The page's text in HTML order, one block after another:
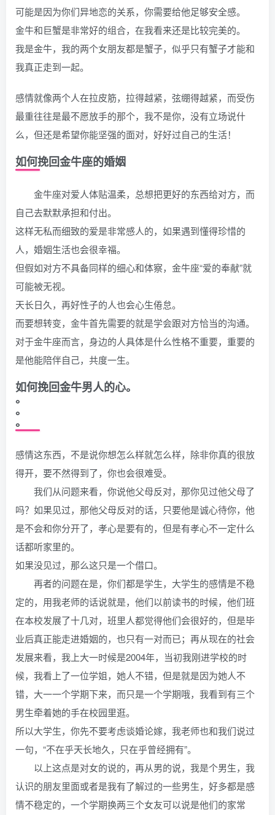
可能是因为你们异地恋的关系，你需要给他足够安全感。
金牛和巨蟹是非常好的组合，在我看来还是比较完美的。
我是金牛，我的两个女朋友都是蟹子，似乎只有蟹子才能和
我真正走到一起。
感情就像两个人在拉皮筋，拉得越紧，弦绷得越紧，而受伤
最重往往是最不愿放手的那个，我不是你，没有立场说什
么，但还是希望你能坚强的面对，好好过自己的生活！
如何挽回金牛座的婚姻
金牛座对爱人体贴温柔，总想把更好的东西给对方，而
自己去默默承担和付出。
这样无私而细致的爱是非常感人的，如果遇到懂得珍惜的
人，婚姻生活也会很幸福。
但假如对方不具备同样的细心和体察，金牛座“爱的奉献”就
可能被无视。
天长日久，再好性子的人也会心生倦怠。
而要想转变，金牛首先需要的就是学会跟对方恰当的沟通。
对于金牛座而言，身边的人具体是什么性格不重要，重要的
是他能陪伴自己，共度一生。
如何挽回金牛男人的心。
。
。
。
感情这东西，不是说你想怎么样就怎么样，除非你真的很放
得开，要不然得到了，你也会很难受。
我们从问题来看，你说他父母反对，那你见过他父母了
吗？如果见过，那他父母反对的话，只要他是诚心待你，他
是不会和你分开了，孝心是要有的，但是有孝心不一定什么
话都听家里的。
如果没见过，那么这只是一个借口。
再者的问题在是，你们都是学生，大学生的感情是不稳
定的，用我老师的话说就是，他们以前读书的时候，他们班
在本校发展了十几对，班里人都觉得他们会很好的，但是毕
业后真正能走进婚姻的，也只有一对而已；再从现在的社会
发展来看，我上大一时候是2004年，当初我刚进学校的时
候，我看上了一位学姐，她人不错，但是就是因为她人不
错，大一一个学期下来，而只是一个学期哦，我看到有三个
男生牵着她的手在校园里逛。
所以大学生，你先不要考虑谈婚论嫁，我老师也和我们说过
一句，“不在乎天长地久，只在乎曾经拥有”。
以上这点是对女的说的，再从男的说，我是个男生，我
认识的朋友里面或者是我有了解过的一些男生，好多都是感
情不稳定的，一个学期换两三个女友可以说是他们的家常